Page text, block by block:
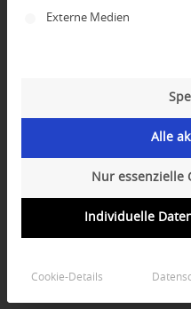
Externe Medien
Alle
Nur essenzielle
Individuelle
Cookie-Details